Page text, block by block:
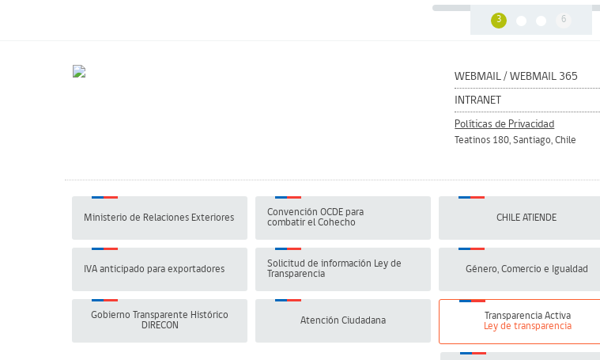
3 6
WEBMAIL /WEBMAIL 365
INTRANET
Políticas de Privacidad
Teatinos 180, Santiago, Chile
Ministerio de Relaciones Exteriores
Convención OCDE para
combatir el Cohecho
CHILE ATIENDE
IVA anticipado para exportadores
Solicitud de información Ley de
Transparencia
Género, Comercio e Igualdad
Gobierno Transparente Histórico
DIRECON
Atención Ciudadana
Transparencia Activa
Ley de transparencia